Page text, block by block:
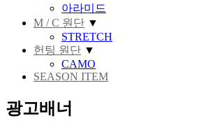
아라미드
M / C 원단 ▼
STRETCH
헌팅 원단 ▼
CAMO
SEASON ITEM
광고배너